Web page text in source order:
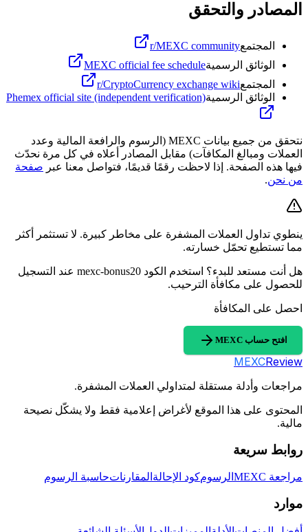
المصادر والتحقق
المجتمعr/MEXC community
الوثائق الرسميةMEXC official fee schedule
المجتمعr/CryptoCurrency exchange wiki
الوثائق الرسميةPhemex official site (independent verification)
نتحقق من جميع بيانات MEXC (الرسوم والرافعة المالية وعدد
العملات ومبالغ المكافآت) مقابل المصادر أعلاه في كل مرة نحدّث
فيها هذه الصفحة. إذا لاحظت رقمًا قديمًا، فتواصل معنا عبر صفحة
من نحن.
ينطوي تداول العملات المشفرة على مخاطر كبيرة. لا تستثمر أكثر
مما تستطيع تحمّل خسارته.
هل أنت مستعد للبدء؟ استخدم الكود mexc-bonus20 عند التسجيل
للحصول على مكافأة الترحيب.
احصل على المكافأة
افتح حساب MEXC
MEXCReview
مراجعات وأدلة مستقلة لمتداولي العملات المشفرة.
المحتوى على هذا الموقع لأغراض إعلامية فقط ولا يشكّل نصيحة
مالية.
روابط سريعة
مراجعة MEXC الرسومكود الإحالة المقارناتحاسبة الرسوم
موارد